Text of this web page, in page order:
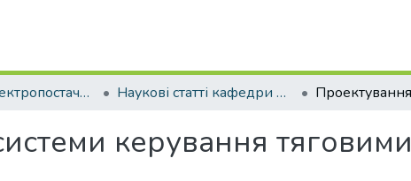
Кафедра електропостачання промислових підприємств (Кафедра ЕПП) Наукові статті кафедри ЕПП
керування тяговими